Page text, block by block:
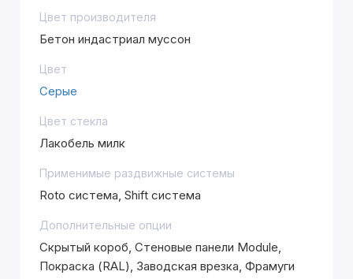
Цвет производителя
Бетон индастриал муссон
Цвет
Серые
Цвет стекла
Лакобель милк
Применимые раздвижные системы
Roto система, Shift система
Дополнительные опции
Скрытый короб, Стеновые панели Module,
Покраска (RAL), Заводская врезка, Фрамуги